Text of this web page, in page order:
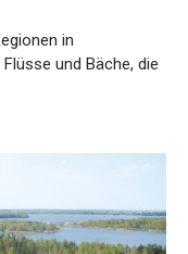
in
und Bäche, die